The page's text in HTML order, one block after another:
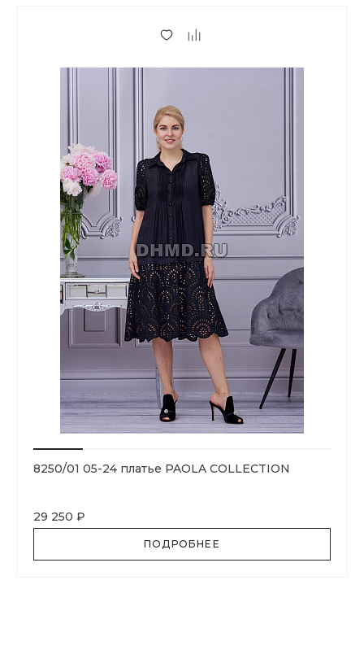
8250/01 05-24 платье PAOLA COLLECTION
29 250 ₽
ПОДРОБНЕЕ